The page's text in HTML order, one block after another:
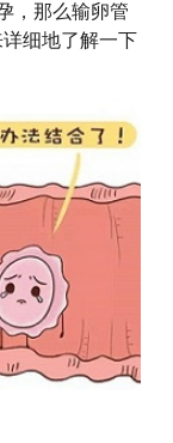
，那么输卵管
细地了解一下